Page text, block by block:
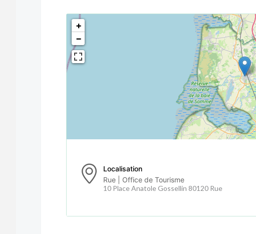
<!---->
+
−
Localisation
Rue | Office de Tourisme
10 Place Anatole Gossellin 80120 Rue